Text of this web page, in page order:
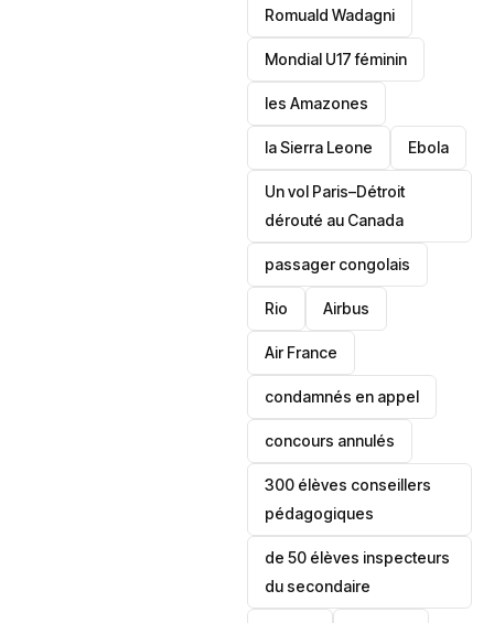
Romuald Wadagni
Mondial U17 féminin
les Amazones
la Sierra Leone ‎Ebola
Un vol Paris–Détroit
dérouté au Canada
passager congolais
Rio Airbus
Air France
condamnés en appel
concours annulés
300 élèves conseillers
pédagogiques
de 50 élèves inspecteurs
du secondaire